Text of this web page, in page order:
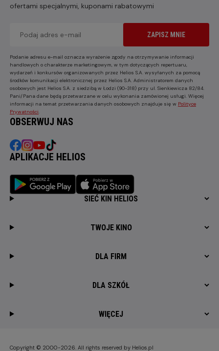
ofertami specjalnymi, kuponami rabatowymi
ZAPISZ MNIE
Podanie adresu e-mail oznacza wyrażenie zgody na otrzymywanie informacji
handlowych o charakterze marketingowym, w tym dotyczących repertuaru,
wydarzeń i konkursów organizowanych przez Helios S.A. wysyłanych za pomocą
środków komunikacji elektronicznej przez Helios S.A. Administratorem danych
osobowych jest Helios S.A. z siedzibą w Łodzi (90-318) przy ul. Sienkiewicza 82/84.
Pani/Pana dane będą przetwarzane w celu wykonania zamówionej usługi. Więcej
informacji na temat przetwarzania danych osobowych znajduje się w Polityce
Prywatności
OBSERWUJ NAS
APLIKACJE HELIOS
SIEĆ KIN HELIOS
TWOJE KINO
DLA FIRM
DLA SZKÓŁ
WIĘCEJ
Copyright © 2000-2026. All rights reserved by Helios.pl